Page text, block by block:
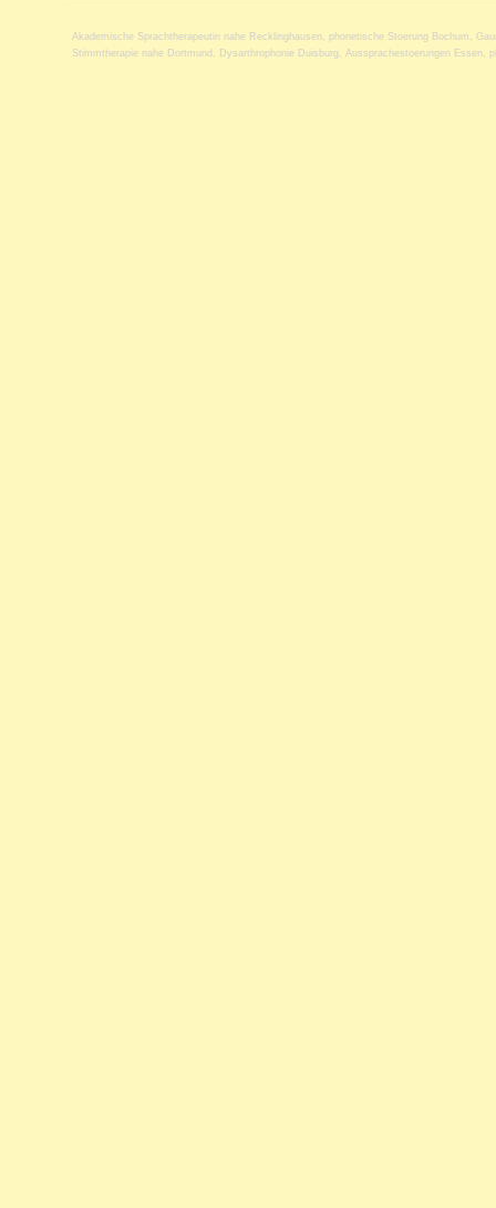
Akademische Sprachtherapeutin nahe Recklinghausen phonetische Stoerung Bochum
Stimmtherapie nahe Dortmund
Dysarthrophonie Duisburg Aussprachestoerungen Essen